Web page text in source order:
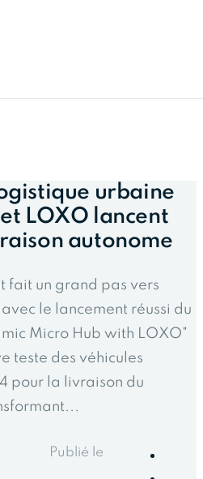
urbaine
LOXO lancent
autonome
fait un grand pas vers
le lancement réussi du
Micro Hub with LOXO"
teste des véhicules
pour la livraison du
Publié le